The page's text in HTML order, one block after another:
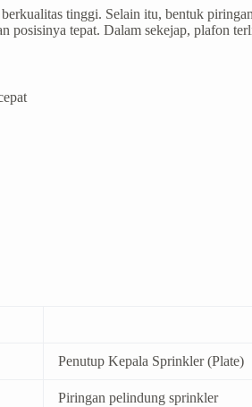
tinggi. Selain itu, bentuk
posisinya tepat. Dalam sekejap, plafon
Penutup Kepala Sprinkler (Plate)
Piringan pelindung sprinkler